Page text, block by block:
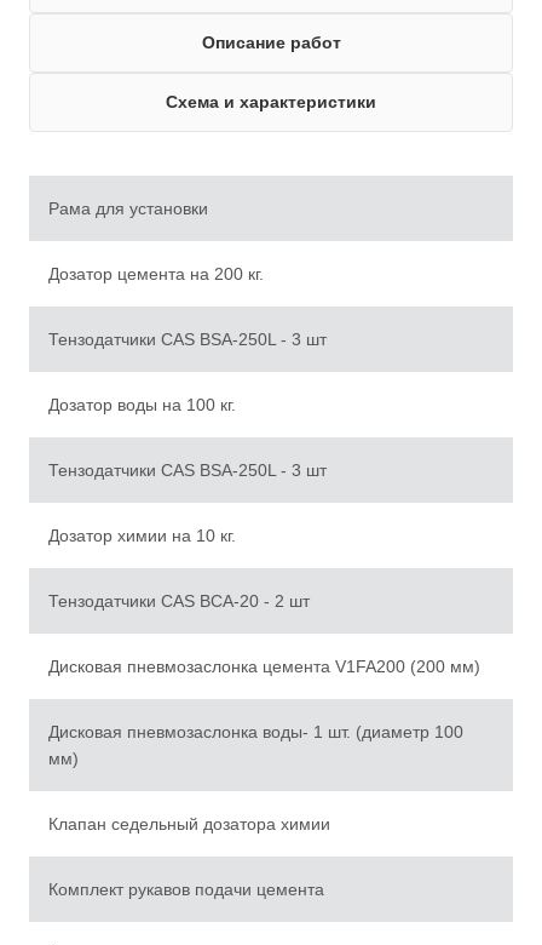
Описание работ
Схема и характеристики
Рама для установки
Дозатор цемента на 200 кг.
Тензодатчики CAS BSA-250L - 3 шт
Дозатор воды на 100 кг.
Тензодатчики CAS BSA-250L - 3 шт
Дозатор химии на 10 кг.
Тензодатчики CAS BCA-20 - 2 шт
Дисковая пневмозаслонка цемента V1FA200 (200 мм)
Дисковая пневмозаслонка воды- 1 шт. (диаметр 100
мм)
Клапан седельный дозатора химии
Комплект рукавов подачи цемента